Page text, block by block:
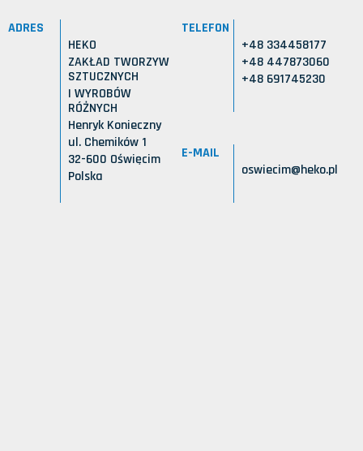
ADRES
HEKO
ZAKŁAD TWORZYW
SZTUCZNYCH
I WYROBÓW
RÓŻNYCH
Henryk Konieczny
ul. Chemików 1
32-600 Oświęcim
Polska
TELEFON
+48 334458177
+48 447873060
+48 691745230
E-MAIL
oswiecim@heko.pl